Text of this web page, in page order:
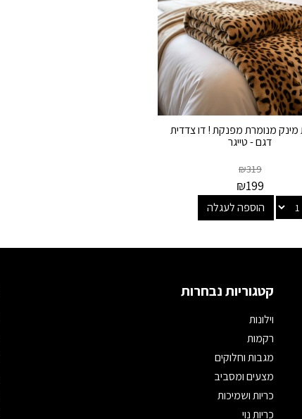
מנומרת מפנקת ! דו צדדית
דגם - טייגר
₪319
₪199
הוספה לעגלה
קטגוריות נבחרות
וילונות
רקמות
מגבות וחלוקים
מצעים ומסביב
כריות ושמיכות
כריות נוי